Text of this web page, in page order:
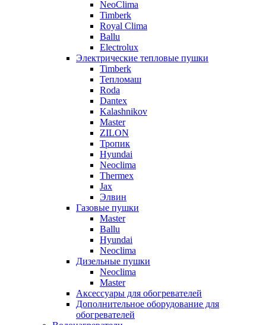
NeoClima
Timberk
Royal Clima
Ballu
Electrolux
Электрические тепловые пушки
Timberk
Тепломаш
Roda
Dantex
Kalashnikov
Master
ZILON
Тропик
Hyundai
Neoclima
Thermex
Jax
Элвин
Газовые пушки
Master
Ballu
Hyundai
Neoclima
Дизельные пушки
Neoclima
Master
Аксессуары для обогревателей
Дополнительное оборудование для
обогревателей